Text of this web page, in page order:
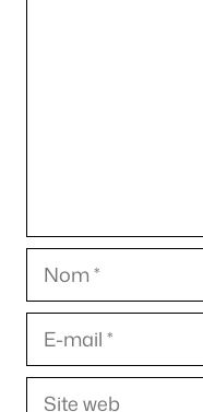
Nom
E-
mail
Site